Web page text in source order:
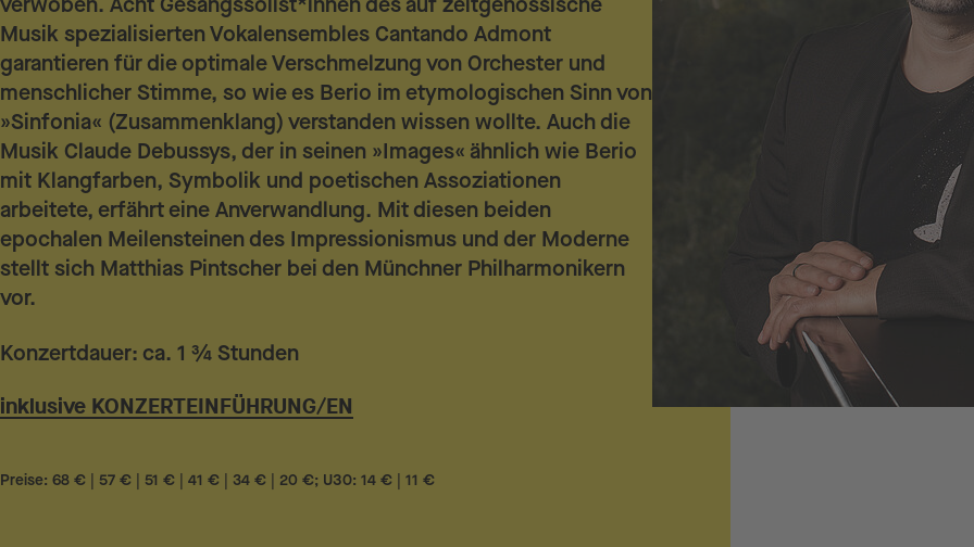
Musik spezialisierten Vokalensembles Cantando Admont
garantieren für die optimale Verschmelzung von Orchester und
menschlicher Stimme, so wie es Berio im etymologischen Sinn von
»Sinfonia« (Zusammenklang) verstanden wissen wollte. Auch die
Musik Claude Debussys, der in seinen »Images« ähnlich wie Berio
mit Klangfarben, Symbolik und poetischen Assoziationen
arbeitete, erfährt eine Anverwandlung. Mit diesen beiden
epochalen Meilensteinen des Impressionismus und der Moderne
stellt sich Matthias Pintscher bei den Münchner Philharmonikern
vor.
Konzertdauer: ca. 1 ¾ Stunden
inklusive KONZERTEINFÜHRUNG/EN
Preise: 68 € | 57 € | 51 € | 41 € | 34 € | 20 €; U30: 14 € | 11 €